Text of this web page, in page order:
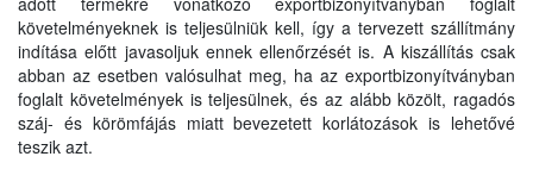
követelményeknek is teljesülniük kell, így a tervezett szállítmány
indítása előtt javasoljuk ennek ellenőrzését is. A kiszállítás csak
abban az esetben valósulhat meg, ha az exportbizonyítványban
foglalt követelmények is teljesülnek, és az alább közölt, ragadós
száj- és körömfájás miatt bevezetett korlátozások is lehetővé
teszik azt.